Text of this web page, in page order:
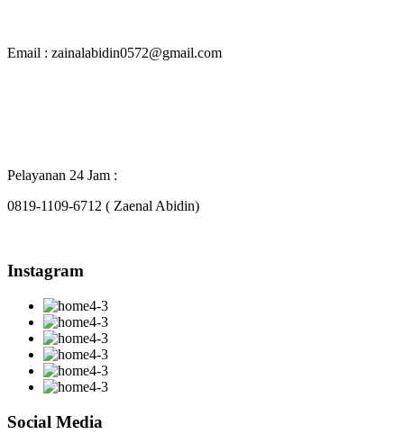
Email : zainalabidin0572@gmail.com
Pelayanan 24 Jam :
0819-1109-6712 ( Zaenal Abidin)
Instagram
Social Media